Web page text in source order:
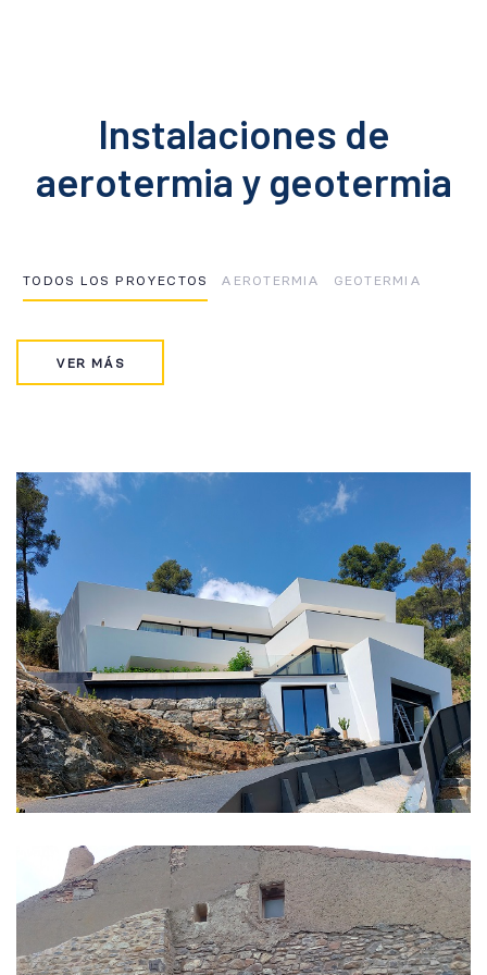
7
8
Instalaciones de
aerotermia y geotermia
TODOS LOS PROYECTOS AEROTERMIA GEOTERMIA
VER MÁS